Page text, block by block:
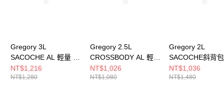
Gregory 3L
SACOCHE AL 輕量 斜
背包 聚焦黑
NT$1,216
NT$1,280
Gregory 2.5L
CROSSBODY AL 輕量
肩背包 卡其綠
NT$1,026
NT$1,080
Gregory 2L
SACOCHE斜背
海洋綠
NT$1,036
NT$1,480